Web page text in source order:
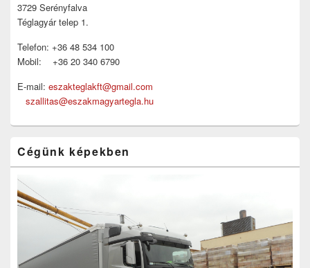
3729 Serényfalva
Téglagyár telep 1.
Telefon: +36 48 534 100
Mobil: +36 20 340 6790
E-mail: eszakteglakft@gmail.com
szallitas@eszakmagyartegla.hu
Cégünk képekben